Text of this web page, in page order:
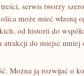
serwis tworzy
może mieć własną
od historii do
atrakcji do miejsc mniej
Można ją rozwijać o